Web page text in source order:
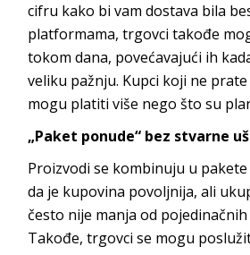
cifru kako bi vam dostava bila
platformama, trgovci takođe
tokom dana, povećavajući ih
veliku pažnju. Kupci koji ne
mogu platiti više nego što su
„Paket ponude“ bez stvarne
Proizvodi se kombinuju u
da je kupovina povoljnija, ali
često nije manja od
Takođe, trgovci se mogu